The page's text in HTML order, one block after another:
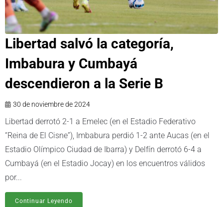
Libertad salvó la categoría,
Imbabura y Cumbayá
descendieron a la Serie B
30 de noviembre de 2024
Libertad derrotó 2-1 a Emelec (en el Estadio Federativo
“Reina de El Cisne”), Imbabura perdió 1-2 ante Aucas (en el
Estadio Olímpico Ciudad de Ibarra) y Delfín derrotó 6-4 a
Cumbayá (en el Estadio Jocay) en los encuentros válidos
por...
Continuar Leyendo